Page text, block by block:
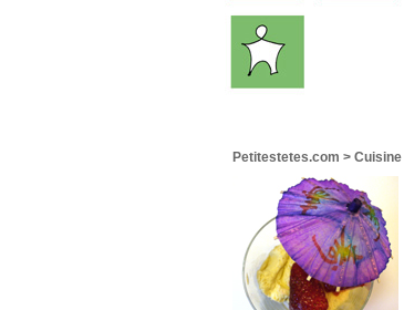
Petitestetes.com > Cuisine